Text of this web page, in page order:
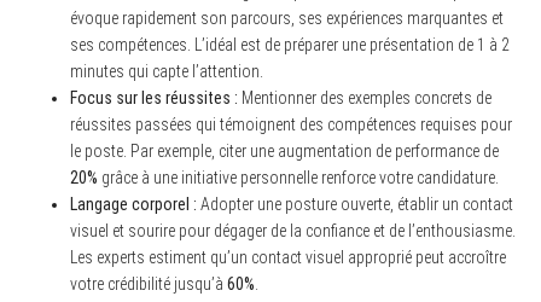
évoque rapidement son parcours, ses expériences marquantes et
ses compétences. L’idéal est de préparer une présentation de 1 à 2
minutes qui capte l’attention.
Focus sur les réussites : Mentionner des exemples concrets de
réussites passées qui témoignent des compétences requises pour
le poste. Par exemple, citer une augmentation de performance de
20% grâce à une initiative personnelle renforce votre candidature.
Langage corporel : Adopter une posture ouverte, établir un contact
visuel et sourire pour dégager de la confiance et de l’enthousiasme.
Les experts estiment qu’un contact visuel approprié peut accroître
votre crédibilité jusqu’à 60%